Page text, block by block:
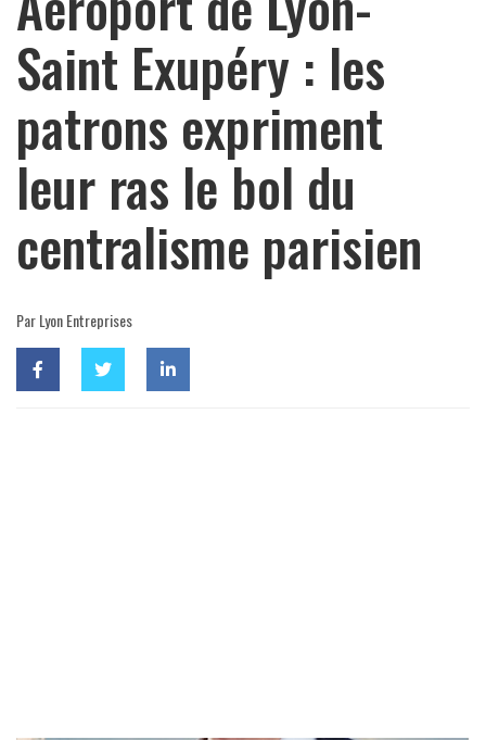
Saint Exupéry : les
patrons expriment
leur ras le bol du
centralisme parisien
Par Lyon Entreprises